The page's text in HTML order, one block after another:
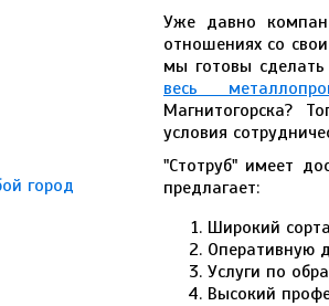
Уже давно
отношениях со
мы готовы
весь
Магнитогорска?
условия
"Стотруб" имеет
предлагает:
Широкий
Оперативную
Услуги по
Высокий